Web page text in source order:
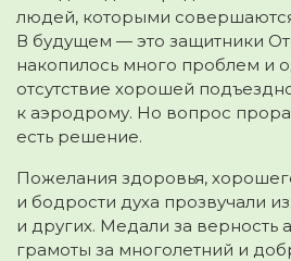
людей, которыми
В будущем — это защитники
накопилось много проблем и
отсутствие хорошей
к аэродрому. Но вопрос
есть решение.
Пожелания здоровья,
и бодрости духа прозвучали
и других. Медали за верность
грамоты за многолетний и